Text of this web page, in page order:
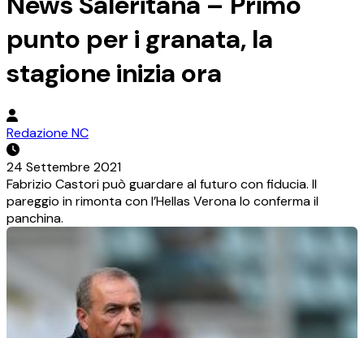
punto per i granata, la
stagione inizia ora
Redazione NC
24 Settembre 2021
Fabrizio Castori può guardare al futuro con fiducia. Il
pareggio in rimonta con l’Hellas Verona lo conferma il
panchina.